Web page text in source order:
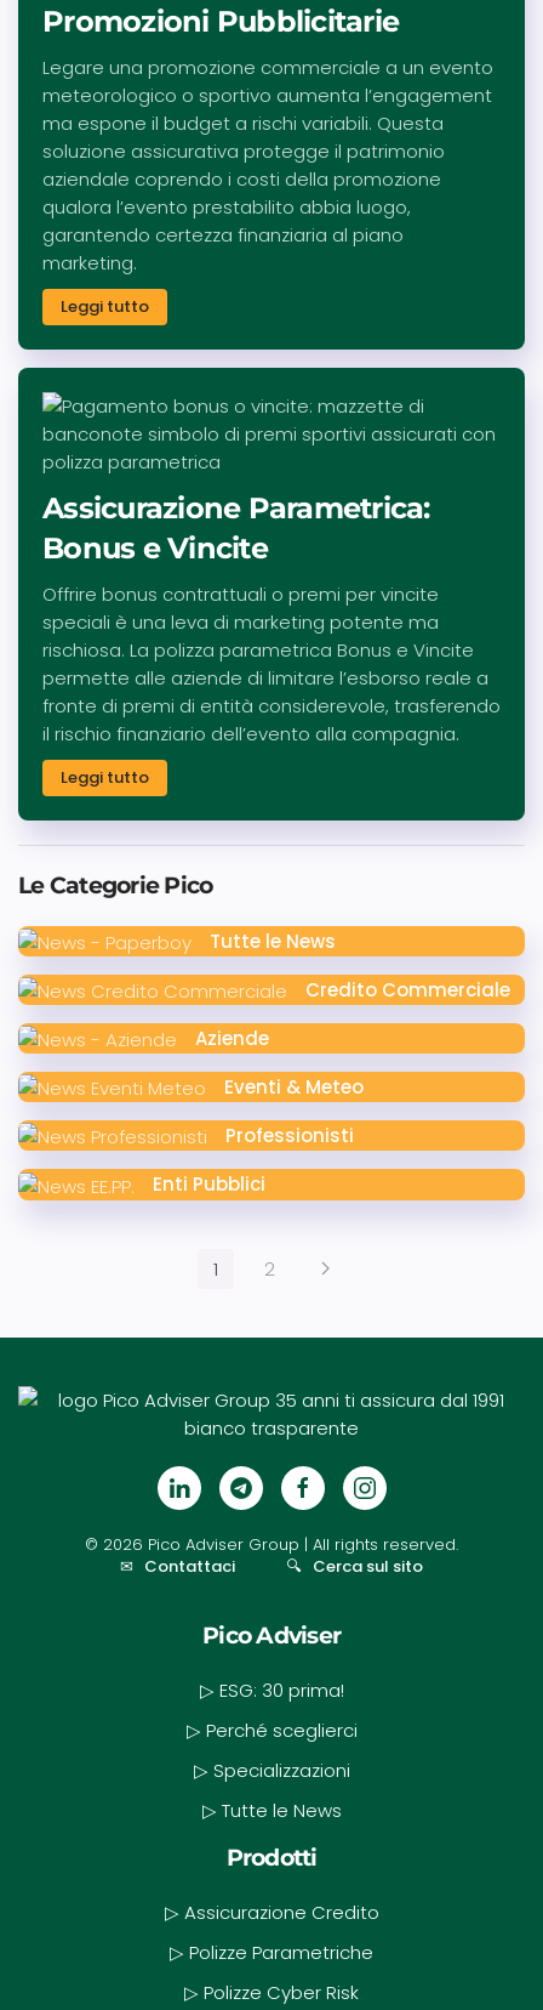
Promozioni Pubblicitarie
Legare una promozione commerciale a un evento
meteorologico o sportivo aumenta l’engagement
ma espone il budget a rischi variabili. Questa
soluzione assicurativa protegge il patrimonio
aziendale coprendo i costi della promozione
qualora l’evento prestabilito abbia luogo,
garantendo certezza finanziaria al piano
marketing.
Leggi tutto
Assicurazione Parametrica:
Bonus e Vincite
Offrire bonus contrattuali o premi per vincite
speciali è una leva di marketing potente ma
rischiosa. La polizza parametrica Bonus e Vincite
permette alle aziende di limitare l’esborso reale a
fronte di premi di entità considerevole, trasferendo
il rischio finanziario dell’evento alla compagnia.
Leggi tutto
Le Categorie Pico
Tutte le News
Credito Commerciale
Aziende
Eventi & Meteo
Professionisti
Enti Pubblici
1 2
© 2026 Pico Adviser Group | All rights reserved.
✉ Contattaci 🔍 Cerca sul sito
Pico Adviser
▷ ESG: 30 prima!
▷ Perché sceglierci
▷ Specializzazioni
▷ Tutte le News
Prodotti
▷ Assicurazione Credito
▷ Polizze Parametriche
▷ Polizze Cyber Risk